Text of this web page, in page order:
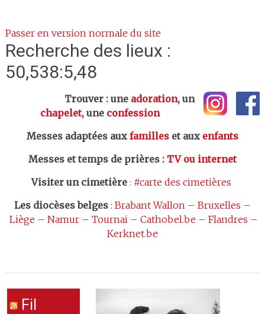
Passer en version normale du site
Recherche des lieux :
50,538:5,48
Trouver : une adoration, un
chapelet, une confession
Messes adaptées aux familleset aux enfants
Messes et temps de prières: TV ou internet
Visiter un cimetière: #carte des cimetières
Les diocèses belges: Brabant Wallon– Bruxelles –
Liège – Namur– Tournai– Cathobel.be – Flandres –
Kerknet.be
Fil